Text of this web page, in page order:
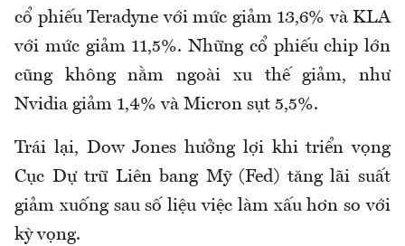
cổ phiếu Teradyne với mức giảm 13,6% và KLA
với mức giảm 11,5%. Những cổ phiếu chip lớn
cũng không nằm ngoài xu thế giảm, như
Nvidia giảm 1,4% và Micron sụt 5,5%.
Trái lại, Dow Jones hưởng lợi khi triển vọng
Cục Dự trữ Liên bang Mỹ (Fed) tăng lãi suất
giảm xuống sau số liệu việc làm xấu hơn so với
kỳ vọng.